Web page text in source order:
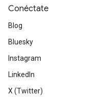
Conéctate
Blog
Bluesky
Instagram
LinkedIn
X (Twitter)